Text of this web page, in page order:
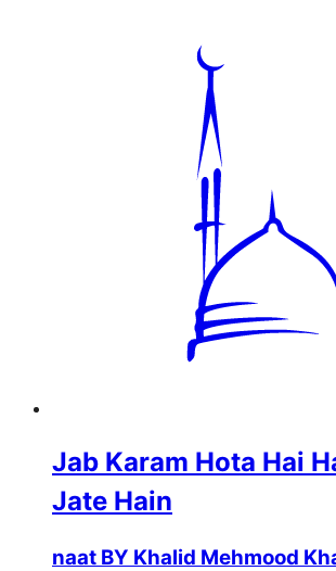
Jab Karam Hota Hai
Jate Hain
naat BY Khalid Mehmood